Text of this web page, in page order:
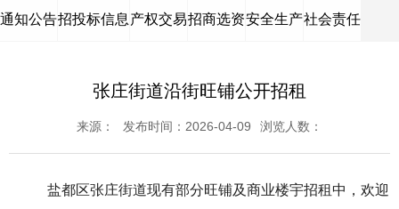
通知公告招投标信息 产权交易招商选资安全生产社会责任
张庄街道沿街旺铺公开招租
来源： 发布时间：2026-04-09 浏览人数：
盐都区张庄街道现有部分旺铺及商业楼宇招租中，欢迎